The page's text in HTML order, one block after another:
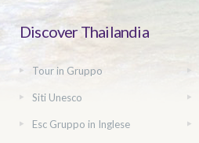
Discover Thailandia
Tour in Gruppo
Siti Unesco
Esc Gruppo in Inglese